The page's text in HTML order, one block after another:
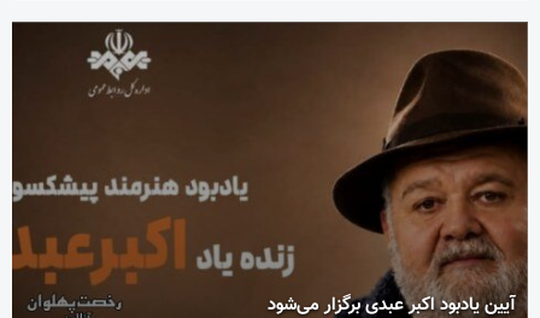
آیین یادبود اکبر عبدی برگزار می‌شود